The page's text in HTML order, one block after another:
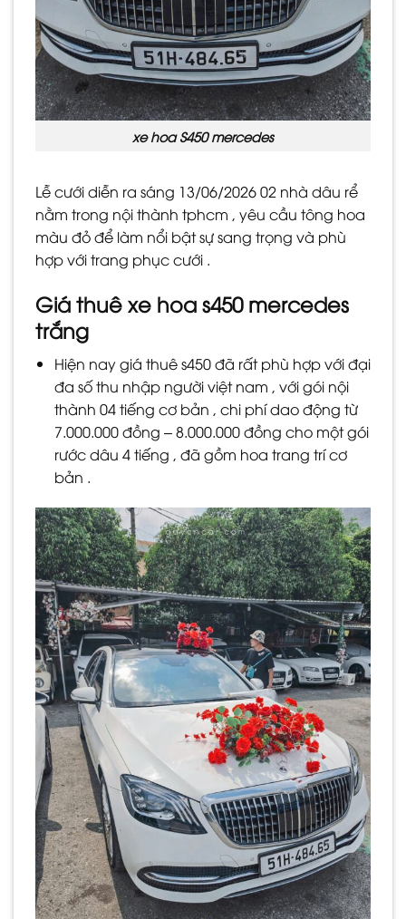
xe hoa S450 mercedes
Lễ cưới diễn ra sáng 13/06/2026 02 nhà dâu rể
nằm trong nội thành tphcm , yêu cầu tông hoa
màu đỏ để làm nổi bật sự sang trọng và phù
hợp với trang phục cưới .
Giá thuê xe hoa s450 mercedes
trắng
Hiện nay giá thuê s450 đã rất phù hợp với đại
đa số thu nhập người việt nam , với gói nội
thành 04 tiếng cơ bản , chi phí dao động từ
7.000.000 đồng – 8.000.000 đồng cho một gói
rước dâu 4 tiếng , đã gồm hoa trang trí cơ
bản .